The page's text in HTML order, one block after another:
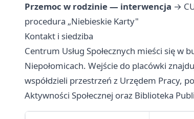
Przemoc w rodzinie — interwencja →
procedura „Niebieskie Karty"
Kontakt i siedziba
Centrum Usług Społecznych mieści się
Niepołomicach. Wejście do placówki
współdzieli przestrzeń z Urzędem Pracy,
Aktywności Społecznej oraz Biblioteka